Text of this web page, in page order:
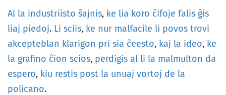
Al la industriisto ŝajnis, ke lia koro ĉifoje falis ĝis
liaj piedoj. Li sciis, ke nur malfacile li povos trovi
akcepteblan klarigon pri sia ĉeesto, kaj la ideo, ke
la grafino ĉion scios, perdigis al li la malmulton da
espero, kiu restis post la unuaj vortoj de la
policano.